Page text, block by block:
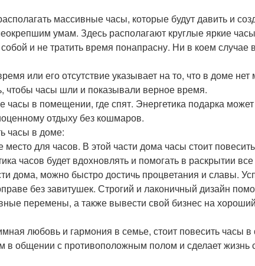
массивные часы, которые будут давить и
умам. Здесь располагают круглые яркие
и не тратить время понапрасну. Ни в коем случае
или его отсутствие указывает на то, что в доме
чтобы часы шли и показывали верное время.
в помещении, где спят. Энергетика подарка
отдыху без кошмаров.
часы в доме:
для часов. В этой части дома часы стоит
часов будет вдохновлять и помогать в раскрытии
дома, можно быстро достичь процветания и славы.
без завитушек. Строгий и лаконичный дизайн
перемены, а также вывести свой бизнес на
любовь и гармония в семье, стоит повесить часы
в общении с противоположным полом и сделает жизнь